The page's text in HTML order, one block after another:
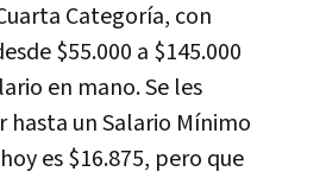
Categoría, con
$55.000 a $145.000
en mano. Se les
un Salario Mínimo
es $16.875, pero que